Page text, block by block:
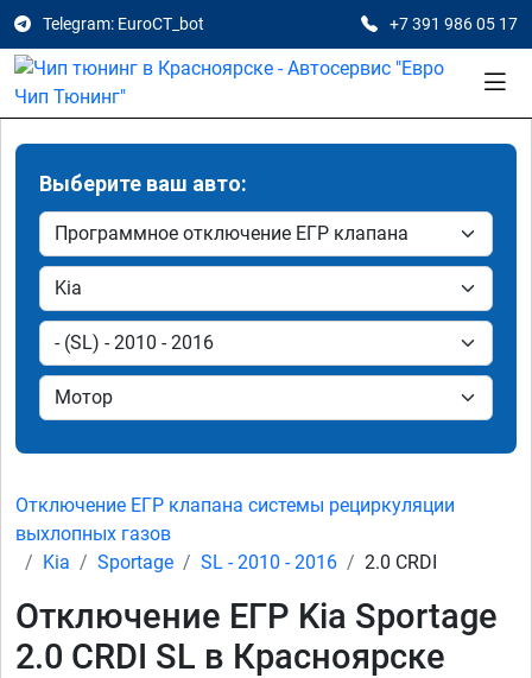
Telegram: EuroCT_bot +7 391 986 05 17
Выберите ваш авто:
Отключение ЕГР клапана системы рециркуляции
выхлопных газов
Kia
Sportage SL - 2010 - 2016 2.0 CRDI
Отключение ЕГР Kia Sportage
2.0 CRDI SL в Красноярске